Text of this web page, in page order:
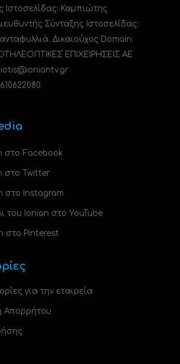
Ιστοσελίδας: Καμπιώτης
Σύνταξης Ιστοσελίδας:
Δικαιούχος Domain:
ΕΠΙΧΕΙΡΗΣΕΙΣ ΑΕ
στο Facebook
στο Twitter
στο Instagram
του Ionian στο YouTube
στο Pinterest
για την εταιρεία
Απορρήτου